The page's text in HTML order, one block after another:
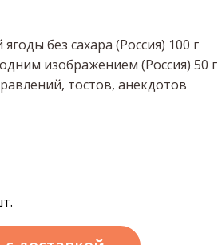
без сахара (Россия) 100 г
изображением (Россия) 50 г
тостов, анекдотов